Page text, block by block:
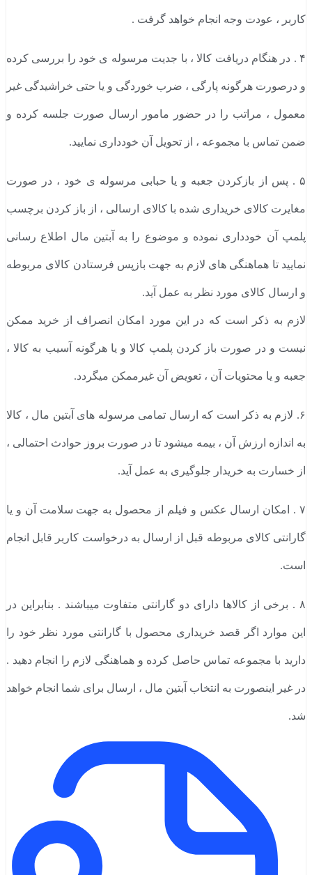
کاربر ، عودت وجه انجام خواهد گرفت .
۴ . در هنگام دریافت کالا ، با جدیت مرسوله ی خود را بررسی کرده
و درصورت هرگونه پارگی ، ضرب خوردگی و یا حتی خراشیدگی غیر
معمول ، مراتب را در حضور مامور ارسال صورت جلسه کرده و
ضمن تماس با مجموعه ، از تحویل آن خودداری نمایید.
۵ . پس از بازکردن جعبه و یا حبابی مرسوله ی خود ، در صورت
مغایرت کالای خریداری شده با کالای ارسالی ، از باز کردن برچسب
پلمپ آن خودداری نموده و موضوع را به آبتین مال اطلاع رسانی
نمایید تا هماهنگی های لازم به جهت بازپس فرستادن کالای مربوطه
و ارسال کالای مورد نظر به عمل آید.
لازم به ذکر است که در این مورد امکان انصراف از خرید ممکن
نیست و در صورت باز کردن پلمپ کالا و یا هرگونه آسیب به کالا ،
جعبه و یا محتویات آن ، تعویض آن غیرممکن میگردد.
۶. لازم به ذکر است که ارسال تمامی مرسوله های آبتین مال ، کالا
به اندازه ارزش آن ، بیمه میشود تا در صورت بروز حوادث احتمالی ،
از خسارت به خریدار جلوگیری به عمل آید.
۷ . امکان ارسال عکس و فیلم از محصول به جهت سلامت آن و یا
گارانتی کالای مربوطه قبل از ارسال به درخواست کاربر قابل انجام
است.
۸ . برخی از کالاها دارای دو گارانتی متفاوت میباشند . بنابراین در
این موارد اگر قصد خریداری محصول با گارانتی مورد نظر خود را
دارید با مجموعه تماس حاصل کرده و هماهنگی لازم را انجام دهید .
در غیر اینصورت به انتخاب آبتین مال ، ارسال برای شما انجام خواهد
شد.